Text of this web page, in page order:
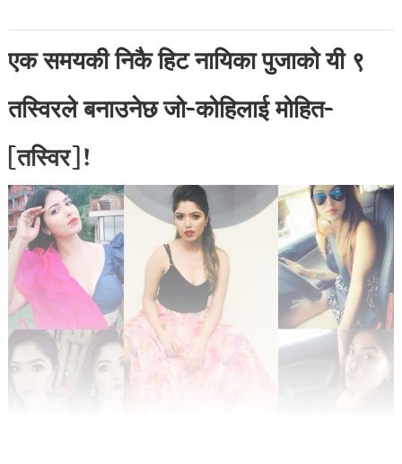
एक समयकी निकै हिट नायिका पुजाको यी ९
तस्विरले बनाउनेछ जो-कोहिलाई मोहित-
[तस्विर]!